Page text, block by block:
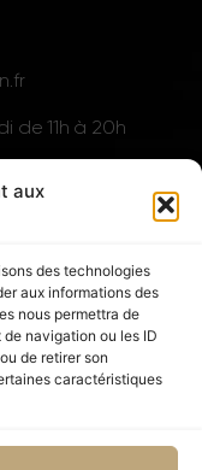
aux
des technologies
aux informations des
nous permettra de
navigation ou les ID
de retirer son
caractéristiques
de 11h à 20h